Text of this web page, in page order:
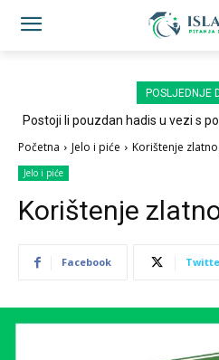
POSLJEDNJE
Postoji li pouzdan hadis u vezi s
Početna Jelo i piće Korištenje
Jelo i piće
Korištenje
Facebook